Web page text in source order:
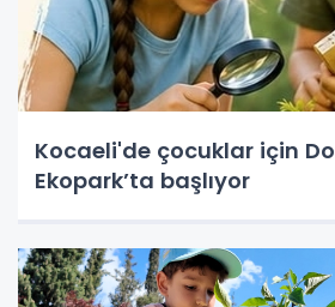
Kocaeli'de çocuklar için
Ekopark’ta başlıyor